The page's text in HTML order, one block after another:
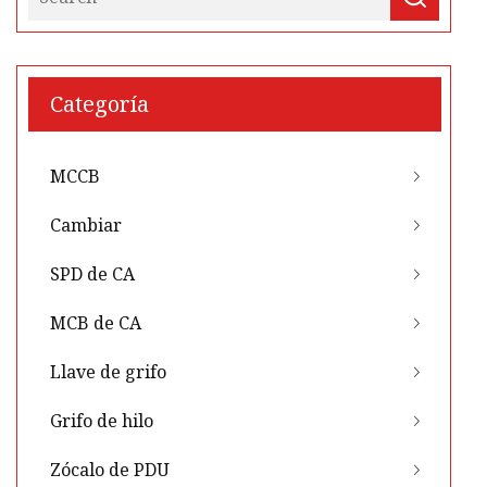
Categoría
MCCB
Cambiar
SPD de CA
MCB de CA
Llave de grifo
Grifo de hilo
Zócalo de PDU